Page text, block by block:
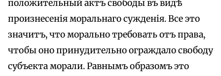
положительный актъ свободы въ видѣ
произнесенія моральнаго сужденія. Все это
значитъ, что морально требовать отъ права,
чтобы оно принудительно ограждало свободу
субъекта морали. Равнымъ образомъ это